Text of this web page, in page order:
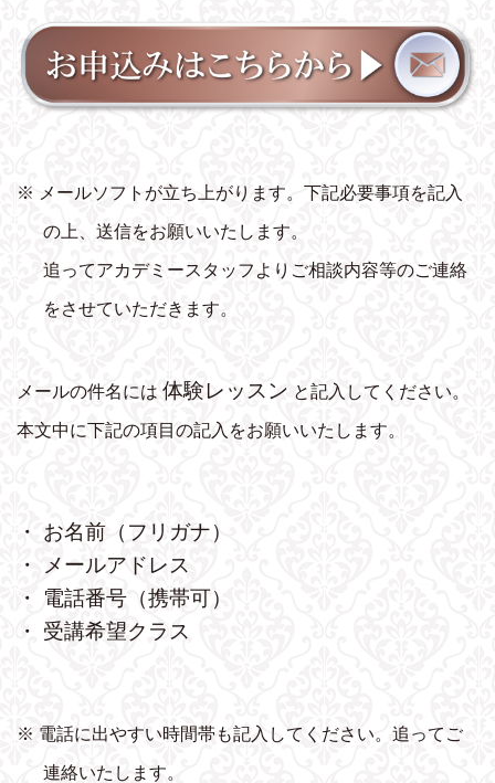
※ メールソフトが立ち上がります。下記必要事項を記入
の上、送信をお願いいたします。
追ってアカデミースタッフよりご相談内容等のご連絡
をさせていただきます。
メールの件名には 体験レッスン と記入してください。
本文中に下記の項目の記入をお願いいたします。
・ お名前（フリガナ）
・ メールアドレス
・ 電話番号（携帯可）
・ 受講希望クラス
※ 電話に出やすい時間帯も記入してください。追ってご
連絡いたします。